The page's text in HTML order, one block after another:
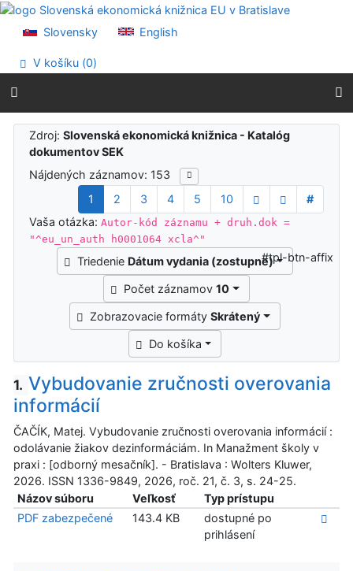
Prejsť na obsah
Prehlásenie o webovej prístupnosti
Slovensky English
V košíku (0)
Výsledky vyhľadávania
Zdroj:Slovenská ekonomická knižnica - Katalóg
dokumentov SEK
Nájdených záznamov: 153
1
2 3 4 5 10
#
Vaša otázka:Autor-kód záznamu + druh.dok =
"^eu_un_auth h0001064 xcla^"
Triedenie Dátum vydania (zostupne)
Počet záznamov10
Zobrazovacie formátySkrátený
Do košíka
#tpl-btn-affix
1. Vybudovanie zručnosti overovania
informácií
ČAČÍK, Matej. Vybudovanie zručnosti overovania informácií :
odolávanie žiakov dezinformáciám. In Manažment školy v
praxi : [odborný mesačník]. - Bratislava : Wolters Kluwer,
2026. ISSN 1336-9849, 2026, roč. 21, č. 3, s. 24-25.
Názov súboru
Veľkosť
Typ prístupu
PDF zabezpečené
143.4 KB
dostupné po
prihlásení